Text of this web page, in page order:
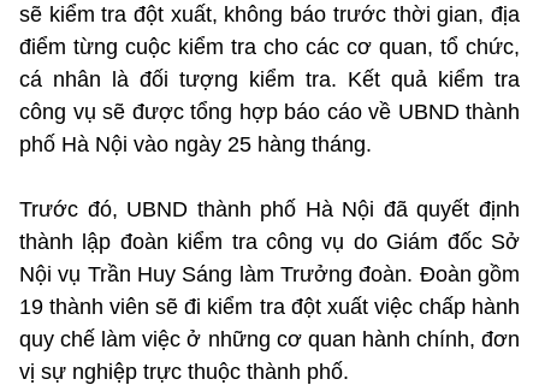
sẽ kiểm tra đột xuất, không báo trước thời gian, địa
điểm từng cuộc kiểm tra cho các cơ quan, tổ chức,
cá nhân là đối tượng kiểm tra. Kết quả kiểm tra
công vụ sẽ được tổng hợp báo cáo về UBND thành
phố Hà Nội vào ngày 25 hàng tháng.
Trước đó, UBND thành phố Hà Nội đã quyết định
thành lập đoàn kiểm tra công vụ do Giám đốc Sở
Nội vụ Trần Huy Sáng làm Trưởng đoàn. Đoàn gồm
19 thành viên sẽ đi kiểm tra đột xuất việc chấp hành
quy chế làm việc ở những cơ quan hành chính, đơn
vị sự nghiệp trực thuộc thành phố.